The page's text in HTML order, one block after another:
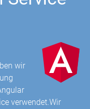
wir
verwendet.Wir